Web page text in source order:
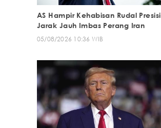
AS Hampir Kehabisan Rudal Presisi
Jarak Jauh Imbas Perang Iran
05/08/2026 10:36 WIB